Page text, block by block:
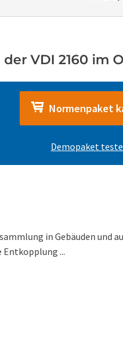
VDI 2160 im
Normenpaket
Demopaket
in Gebäuden und
Entkopplung ...